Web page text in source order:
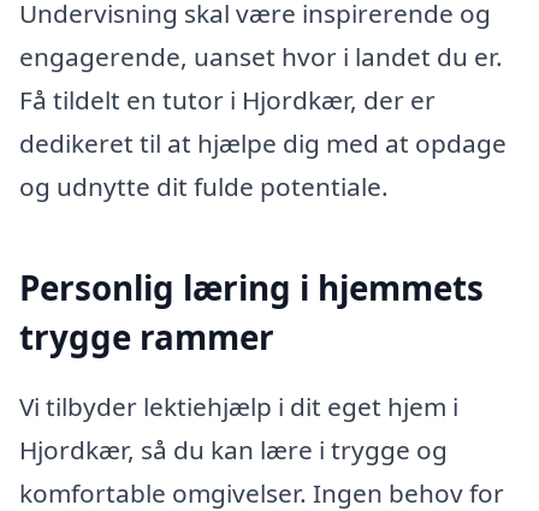
Undervisning skal være inspirerende og
engagerende, uanset hvor i landet du er.
Få tildelt en tutor i Hjordkær, der er
dedikeret til at hjælpe dig med at opdage
og udnytte dit fulde potentiale.
Personlig læring i hjemmets
trygge rammer
Vi tilbyder lektiehjælp i dit eget hjem i
Hjordkær, så du kan lære i trygge og
komfortable omgivelser. Ingen behov for